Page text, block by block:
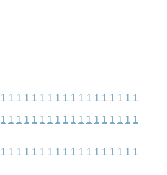
1 1 1 1 1 1 1 1 1 1 1 1 1 1 1 1 1 1
1 1 1 1 1 1 1 1 1 1 1 1 1 1 1 1 1 1
1 1 1 1 1 1 1 1 1 1 1 1 1 1 1 1 1 1